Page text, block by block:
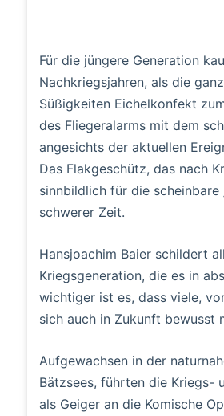
Für die jüngere Generation
Nachkriegsjahren, als die
Süßigkeiten Eichelkonfekt
des Fliegeralarms mit dem
angesichts der aktuellen
Das Flakgeschütz, das nach
sinnbildlich für die scheinbare
schwerer Zeit.
Hansjoachim Baier schildert
Kriegsgeneration, die es in
wichtiger ist es, dass viele,
sich auch in Zukunft bewusst
Aufgewachsen in der
Bätzsees, führten die Kriegs-
als Geiger an die Komische